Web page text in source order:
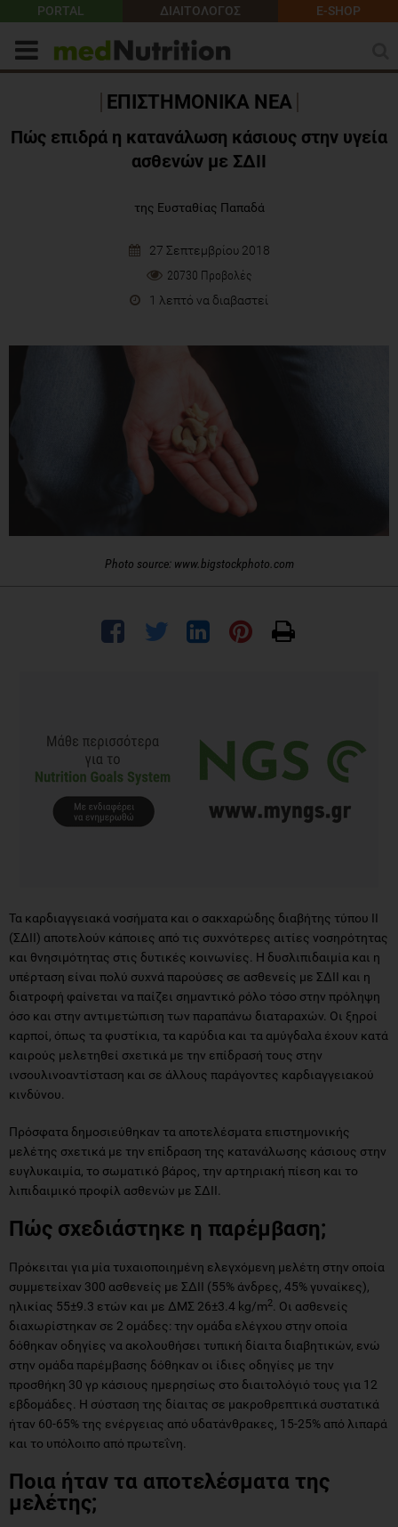
PORTAL ΔΙΑΙΤΟΛΟΓΟΣ E-SHOP
ΕΠΙΣΤΗΜΟΝΙΚΑ ΝΕΑ
Πώς επιδρά η κατανάλωση κάσιους στην υγεία
ασθενών με ΣΔΙΙ
της Ευσταθίας Παπαδά
27 Σεπτεμβρίου 2018
20730 Προβολές
1 λεπτό να διαβαστεί
Photo source: www.bigstockphoto.com
Τα καρδιαγγειακά νοσήματα και ο σακχαρώδης διαβήτης τύπου ΙΙ
(ΣΔΙΙ) αποτελούν κάποιες από τις συχνότερες αιτίες νοσηρότητας
και θνησιμότητας στις δυτικές κοινωνίες. Η δυσλιπιδαιμία και η
υπέρταση είναι πολύ συχνά παρούσες σε ασθενείς με ΣΔΙΙ και η
διατροφή φαίνεται να παίζει σημαντικό ρόλο τόσο στην πρόληψη
όσο και στην αντιμετώπιση των παραπάνω διαταραχών. Οι ξηροί
καρποί, όπως τα φυστίκια, τα καρύδια και τα αμύγδαλα έχουν κατά
καιρούς μελετηθεί σχετικά με την επίδρασή τους στην
ινσουλινοαντίσταση και σε άλλους παράγοντες καρδιαγγειακού
κινδύνου.
Πρόσφατα δημοσιεύθηκαν τα αποτελέσματα επιστημονικής
μελέτης σχετικά με την επίδραση της κατανάλωσης κάσιους στην
ευγλυκαιμία, το σωματικό βάρος, την αρτηριακή πίεση και το
λιπιδαιμικό προφίλ ασθενών με ΣΔΙΙ.
Πώς σχεδιάστηκε η παρέμβαση;
Πρόκειται για μία τυχαιοποιημένη ελεγχόμενη μελέτη στην οποία
συμμετείχαν 300 ασθενείς με ΣΔΙΙ (55% άνδρες, 45% γυναίκες),
ηλικίας 55±9.3 ετών και με ΔΜΣ 26±3.4 kg/m2
. Οι ασθενείς
διαχωρίστηκαν σε 2 ομάδες: την ομάδα ελέγχου στην οποία
δόθηκαν οδηγίες να ακολουθήσει τυπική δίαιτα διαβητικών, ενώ
στην ομάδα παρέμβασης δόθηκαν οι ίδιες οδηγίες με την
προσθήκη 30 γρ κάσιους ημερησίως στο διαιτολόγιό τους για 12
εβδομάδες. Η σύσταση της δίαιτας σε μακροθρεπτικά συστατικά
ήταν 60-65% της ενέργειας από υδατάνθρακες, 15-25% από λιπαρά
και το υπόλοιπο από πρωτεΐνη.
Ποια ήταν τα αποτελέσματα της
μελέτης;